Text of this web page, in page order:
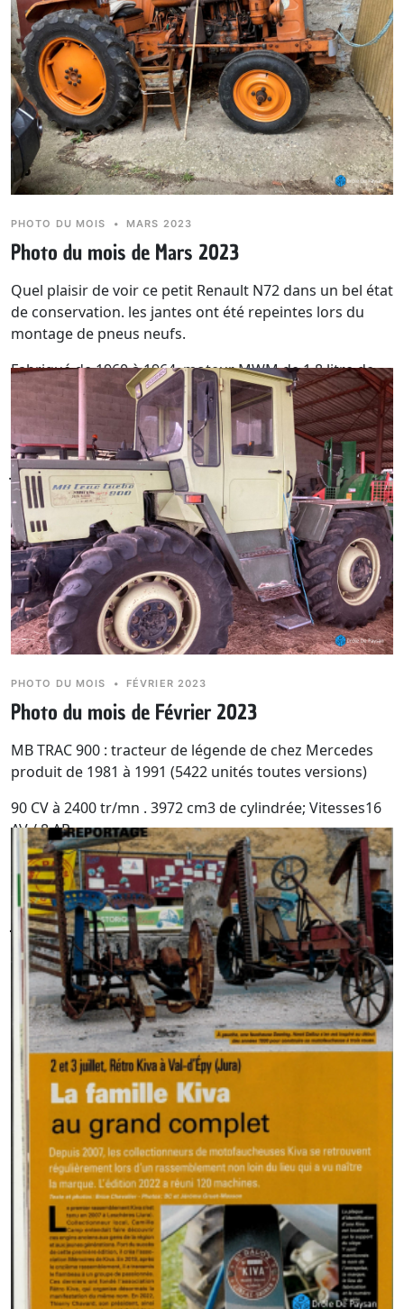
d'avril sur terre, il n'y aurait jamais ni famine ni
guerre.
PHOTO DU MOIS • MARS 2023
Photo du mois de Mars 2023
Quel plaisir de voir ce petit Renault N72 dans un bel état
de conservation. les jantes ont été repeintes lors du
montage de pneus neufs.
Fabriqué de 1960 à 1964, moteur MWM de 1,8 litre de
cylindrée développant une puissance de 25cv. pour un
poids de 1480 kg sans les masses.
Dicton du mois :Si l'on n'a pas vu de mauvais temps en
février, on le verra au mois de mars.
PHOTO DU MOIS • FÉVRIER 2023
Photo du mois de Février 2023
MB TRAC 900 : tracteur de légende de chez Mercedes
produit de 1981 à 1991 (5422 unités toutes versions)
90 CV à 2400 tr/mn . 3972 cm3 de cylindrée; Vitesses16
AV / 8 AR.
Poids 4080 Kg.
Dicton du mois :Février par la pluie inondé chaque
jour, lors même que chacun s'écrie que tout est
perdu sans retour, n'a pas encore assez de pluie